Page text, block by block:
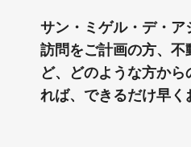
サン・ミゲル・デ・
訪問をご計画の方、
ど、どのような方か
れば、できるだけ早く